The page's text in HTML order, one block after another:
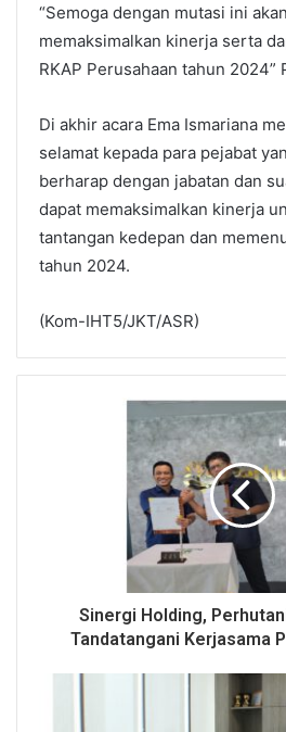
“Semoga dengan mutasi ini
memaksimalkan kinerja serta
RKAP Perusahaan tahun 2024”
Di akhir acara Ema Ismariana
selamat kepada para pejabat
berharap dengan jabatan dan
dapat memaksimalkan kinerja
tantangan kedepan dan
tahun 2024.
(Kom-IHT5/JKT/ASR)
Sinergi Holding,
Tandatangani Kerjasama